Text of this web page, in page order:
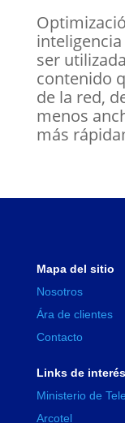
ser
contenido
de la red,
menos
más
Mapa del sitio
Nosotros
Ára de clientes
Contacto
Links de interés
Ministerio de
Arcotel